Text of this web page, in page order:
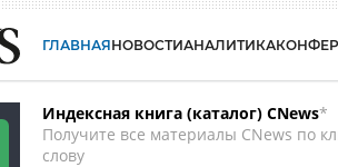
ГЛАВНАЯНОВОСТИАНАЛИТИКА
Индексная книга (каталог) CNews*
Получите все материалы CNews по
слову